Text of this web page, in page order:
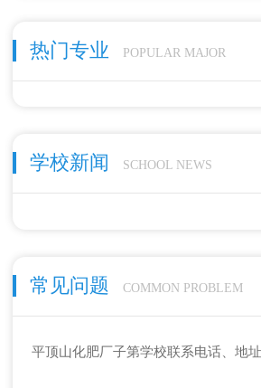
热门专业 POPULAR MAJOR
学校新闻 SCHOOL NEWS
常见问题 COMMON PROBLEM
平顶山化肥厂子第学校联系电话、地